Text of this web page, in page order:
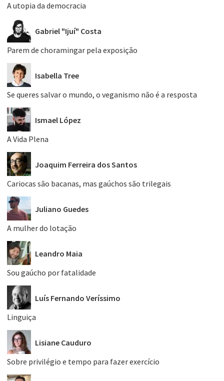
A utopia da democracia
Gabriel "Ijuí" Costa
Parem de choramingar pela exposição
Isabella Tree
Se queres salvar o mundo, o veganismo não é a resposta
Ismael López
A Vida Plena
Joaquim Ferreira dos Santos
Cariocas são bacanas, mas gaúchos são trilegais
Juliano Guedes
A mulher do lotação
Leandro Maia
Sou gaúcho por fatalidade
Luís Fernando Veríssimo
Linguiça
Lisiane Cauduro
Sobre privilégio e tempo para fazer exercício